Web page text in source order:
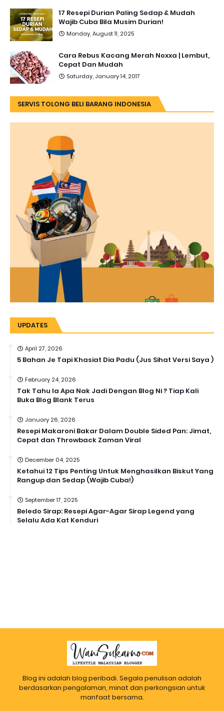
17 Resepi Durian Paling Sedap & Mudah
Wajib Cuba Bila Musim Durian!
Monday, August 11, 2025
Cara Rebus Kacang Merah Noxxa | Lembut,
Cepat Dan Mudah
Saturday, January 14, 2017
SERVIS TOLONG BELI BARANG INDONESIA
UPDATES
April 27, 2026
5 Bahan Je Tapi Khasiat Dia Padu (Jus Sihat Versi Saya )
February 24, 2026
Tak Tahu la Apa Nak Jadi Dengan Blog Ni ? Tiap Kali
Buka Blog Blank Terus
January 26, 2026
Resepi Makaroni Bakar Dalam Double Sided Pan: Jimat,
Cepat dan Throwback Zaman Viral
December 04, 2025
Ketahui 12 Tips Penting Untuk Menghasilkan Biskut Yang
Rangup dan Sedap (Wajib Cuba!)
September 17, 2025
Beledo Sirap: Resepi Agar-Agar Sirap Legend yang
Selalu Ada Kat Kenduri
Blog ini adalah blog peribadi. Segala penulisan adalah
berdasarkan pengalaman, minat dan perkongsian untuk
manfaat bersama.